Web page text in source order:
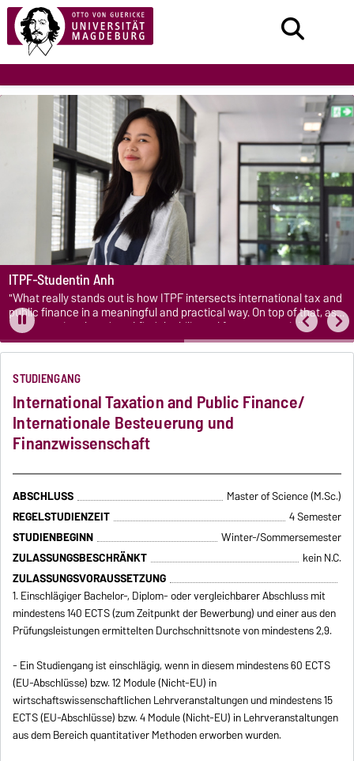
ITPF-Studentin Anh
"What really stands out is how ITPF intersects international tax and
public finance in a meaningful and practical way. On top of that, as
an international student, I find the bilingual format especially
valuable. It makes the entire feel more open, diverse, and globally
connected."
STUDIENGANG
International Taxation and Public Finance/
Internationale Besteuerung und
Finanzwissenschaft
ABSCHLUSS
Master of Science (M.Sc.)
REGELSTUDIENZEIT
4 Semester
STUDIENBEGINN
Winter-/Sommersemester
ZULASSUNGSBESCHRÄNKT
kein N.C.
ZULASSUNGSVORAUSSETZUNG
1. Einschlägiger Bachelor-, Diplom- oder vergleichbarer Abschluss mit
mindestens 140 ECTS (zum Zeitpunkt der Bewerbung) und einer aus den
Prüfungsleistungen ermittelten Durchschnittsnote von mindestens 2,9.
- Ein Studiengang ist einschlägig, wenn in diesem mindestens 60 ECTS
(EU-Abschlüsse) bzw. 12 Module (Nicht-EU) in
wirtschaftswissenschaftlichen Lehrveranstaltungen und mindestens 15
ECTS (EU-Abschlüsse) bzw. 4 Module (Nicht-EU) in Lehrveranstaltungen
aus dem Bereich quantitativer Methoden erworben wurden.